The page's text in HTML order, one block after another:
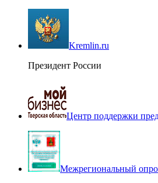
Kremlin.ru
Президент России
Центр поддержки
Межрегиональный